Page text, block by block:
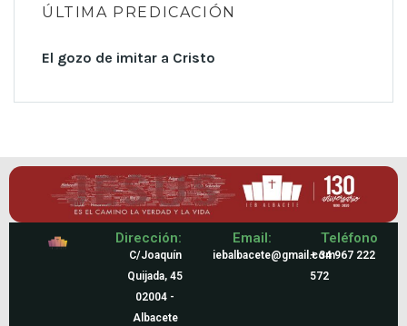
ÚLTIMA PREDICACIÓN
El gozo de imitar a Cristo
Dirección:
C/Joaquín
Quijada, 45
02004 -
Albacete
Email:
iebalbacete@gmail.com
Teléfono
+ 34 967 222
572